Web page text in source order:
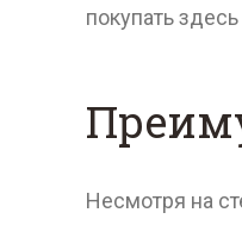
покупать
Несмотря на